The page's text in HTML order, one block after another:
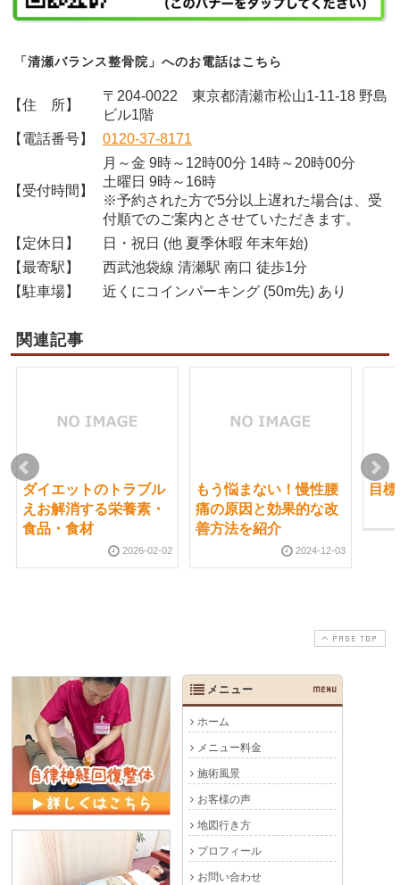
「清瀬バランス整骨院」へのお電話はこちら
【住 所】
〒204-0022 東京都清瀬市松山1-11-18 野島
ビル1階
【電話番号】
0120-37-8171
【受付時間】
月～金 9時～12時00分 14時～20時00分
土曜日 9時～16時
※予約された方で5分以上遅れた場合は、受
付順でのご案内とさせていただきます。
【定休日】
日・祝日 (他 夏季休暇 年末年始)
【最寄駅】
西武池袋線 清瀬駅 南口 徒歩1分
【駐車場】
近くにコインパーキング (50m先) あり
関連記事
ダイエットのトラブル
えお解消する栄養素・
食品・食材
2026-02-02
もう悩まない！慢性腰
痛の原因と効果的な改
善方法を紹介
2024-12-03
目
PAGE TOP
メニュー MENU
ホーム
メニュー料金
施術風景
お客様の声
地図行き方
プロフィール
お問い合わせ